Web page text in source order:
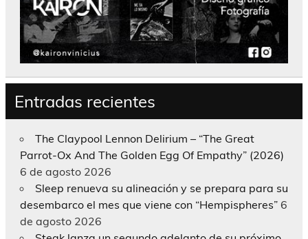
Entradas recientes
The Claypool Lennon Delirium – “The Great
Parrot-Ox And The Golden Egg Of Empathy” (2026)
6 de agosto 2026
Sleep renueva su alineación y se prepara para su
desembarco el mes que viene con “Hempispheres” 6
de agosto 2026